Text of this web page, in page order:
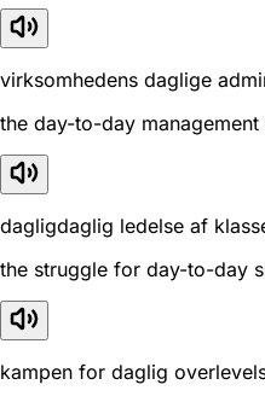
virksomhedens daglige
the day-to-day
dagligdaglig ledelse af
the struggle for day-to-day
kampen for daglig